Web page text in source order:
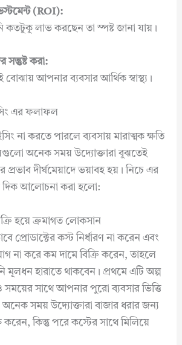
(ROI):
কতটুকু লাভ করছেন তা স্পষ্ট জানা যায়।
সন্তুষ্ট করা:
আপনার ব্যবসার আর্থিক স্বাস্থ্য।
এর ফলাফল
না করতে পারলে ব্যবসায় মারাত্মক ক্ষতি
অনেক সময় উদ্যোক্তারা বুঝতেই
প্রভাব দীর্ঘমেয়াদে ভয়াবহ হয়। নিচে এর
দিক আলোচনা করা হলো:
হয়ে ক্রমাগত লোকসান
প্রোডাক্টের কস্ট নির্ধারণ না করেন এবং
না করে কম দামে বিক্রি করেন, তাহলে
মূলধন হারাতে থাকবেন। প্রথমে এটি অল্প
সাথে আপনার পুরো ব্যবসার ভিত্তি
সময় উদ্যোক্তারা বাজার ধরার জন্য
কিন্তু পরে কস্টের সাথে মিলিয়ে